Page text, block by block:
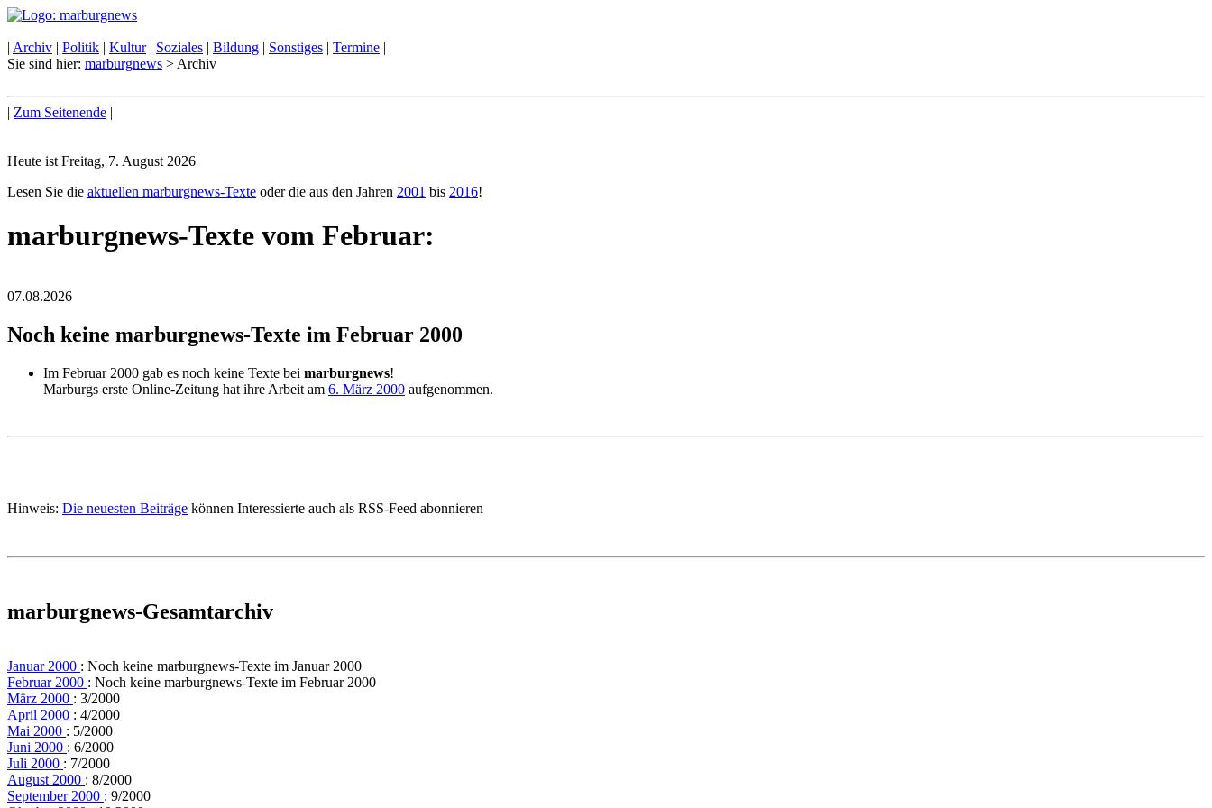
| Archiv | Politik | Kultur| Soziales | Bildung | Sonstiges | Termine |
Sie sind hier: marburgnews > Archiv
| Zum Seitenende |
Heute ist Freitag, 7. August 2026
Lesen Sie die aktuellen marburgnews-Texte oder die aus den Jahren 2001 bis 2016!
marburgnews-Texte vom Februar:
07.08.2026
Noch keine marburgnews-Texte im Februar 2000
Im Februar 2000 gab es noch keine Texte bei marburgnews!
Marburgs erste Online-Zeitung hat ihre Arbeit am 6. März 2000 aufgenommen.
Hinweis: Die neuesten Beiträge können Interessierte auch als RSS-Feed abonnieren
marburgnews-Gesamtarchiv
Januar 2000 : Noch keine marburgnews-Texte im Januar 2000
Februar 2000 : Noch keine marburgnews-Texte im Februar 2000
März 2000 : 3/2000
April 2000 : 4/2000
Mai 2000 : 5/2000
Juni 2000 : 6/2000
Juli 2000 : 7/2000
August 2000 : 8/2000
September 2000 : 9/2000